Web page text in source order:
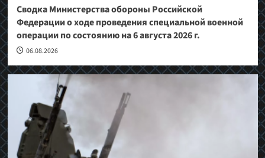
Сводка Министерства обороны Российской
Федерации о ходе проведения специальной военной
операции по состоянию на 6 августа 2026 г.
06.08.2026